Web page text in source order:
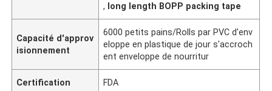
, long length BOPP packing tape
Capacité d'approv
isionnement
6000 petits pains/Rolls par PVC d'env
eloppe en plastique de jour s'accroch
ent enveloppe de nourritur
Certification FDA